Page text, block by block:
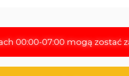
00:00-07:00 mogą zostać